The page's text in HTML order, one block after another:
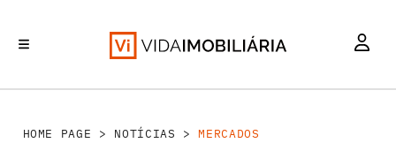
HOME PAGE > NOTÍCIAS >MERCADOS